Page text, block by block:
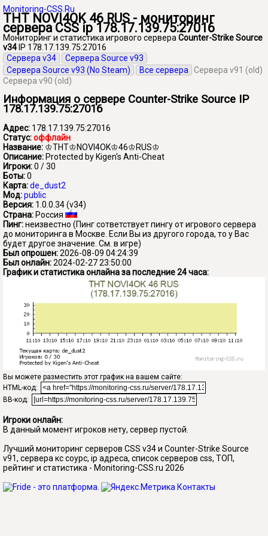
Monitoring-CSS.Ru
THT NOVI4OK 46 RUS - мониторинг
сервера CSS ip 178.17.139.75:27016
Мониторинг и статистика игрового сервера Counter-Strike Source
v34 IP 178.17.139.75:27016
Сервера v34
Сервера Source v93
Сервера Source v93 (No Steam)
Все сервера
Сервера v91 (old)
Сервера v90 (old)
Информация о сервере Counter-Strike Source IP
178.17.139.75:27016
Адрес: 178.17.139.75:27016
Статус:оффлайн
Название: ♔THT♔NOVI4OK♔46♔RUS♔
Описание: Protected by Kigen's Anti-Cheat
Игроки:0 / 30
Боты:0
Карта:de_dust2
Мод:public
Версия: 1.0.0.34 (v34)
Страна: Россия
Пинг:неизвестно (Пинг сответствует пингу от игрового сервера
до мониторинга в Москве. Если Вы из другого города, то у Вас
будет другое значение. См. в игре)
Был опрошен:2026-08-09 04:24:39
Был онлайн:2024-02-27 23:50:00
График и статистика онлайна за последние 24 часа:
Вы можете разместить этот график на вашем сайте:
HTML-код:
BB-код:
Игроки онлайн:
В данный момент игроков нету, сервер пустой.
Лучший мониторинг серверов CSS v34 и Counter-Strike Source
v91, сервера кс соурс, ip адреса, список серверов css, ТОП,
рейтинг и статистика - Monitoring-CSS.ru 2026
Контакты